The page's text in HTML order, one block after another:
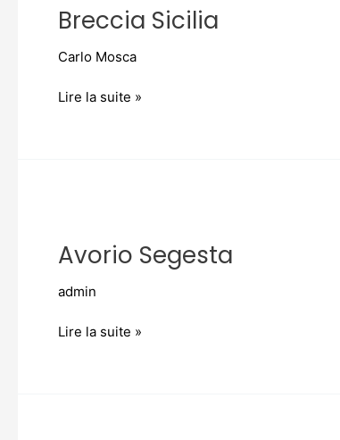
Breccia Sicilia
Carlo Mosca
Lire la suite »
Avorio Segesta
admin
Lire la suite »